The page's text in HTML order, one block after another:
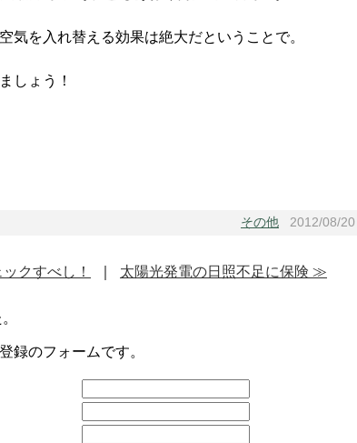
気を入れ替える効果は絶大だということで。
しょう！
その他 2012/08/20
クすべし！ 太陽光発電の日照不足に保険 ≫
録のフォームです。